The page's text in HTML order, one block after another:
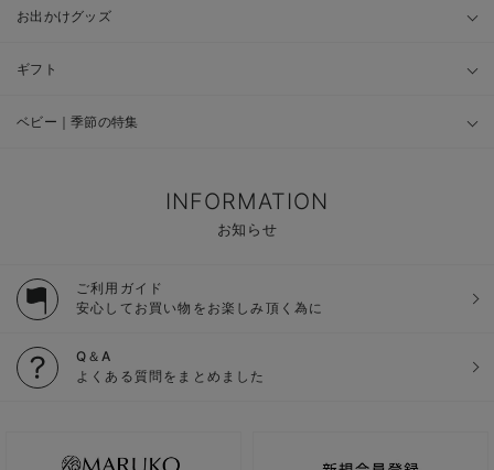
お出かけグッズ
ギフト
ベビー｜季節の特集
INFORMATION
お知らせ
ご利用ガイド
安心してお買い物をお楽しみ頂く為に
Q＆A
よくある質問をまとめました